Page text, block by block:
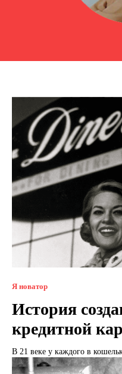
Я новатор
История
кредитной
В 21 веке у каждого в